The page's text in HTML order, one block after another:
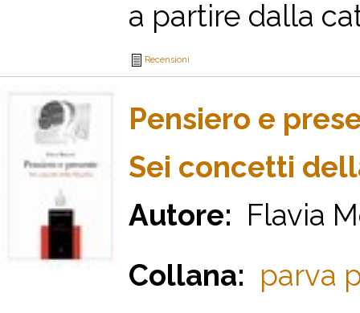
a partire dalla
Recensioni
Pensiero e
Sei concetti
Autore: Flavia
Collana: parva